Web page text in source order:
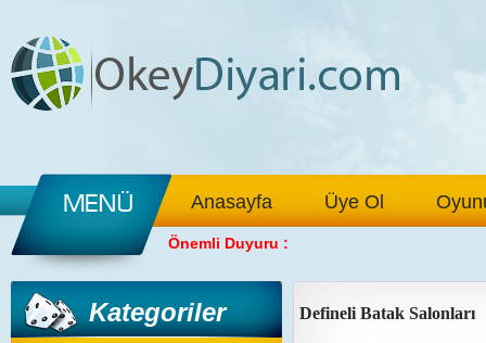
Anasayfa Üye Ol
Önemli Duyuru :
Kategoriler Defineli Batak Salonları